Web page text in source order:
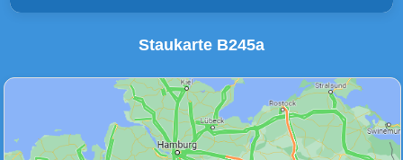
Unfälle & Warnungen Stau
(0)
Staukarte B245a